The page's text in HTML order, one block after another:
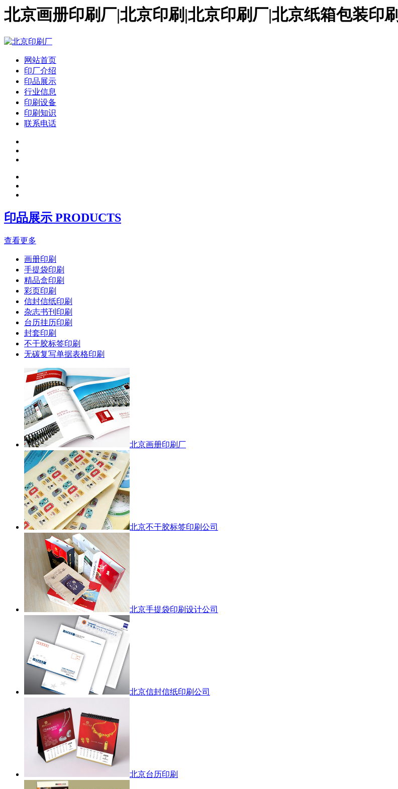
北京画册印刷厂|北京印刷|北京印刷厂|北京纸箱包装印刷
网站首页
印厂介绍
印品展示
行业信息
印刷设备
印刷知识
联系电话
印品展示 PRODUCTS
查看更多
画册印刷
手提袋印刷
精品盒印刷
彩页印刷
信封信纸印刷
杂志书刊印刷
台历挂历印刷
封套印刷
不干胶标签印刷
无碳复写单据表格印刷
北京画册印刷厂
北京不干胶标签印刷公司
北京手提袋印刷设计公司
北京信封信纸印刷公司
北京台历印刷